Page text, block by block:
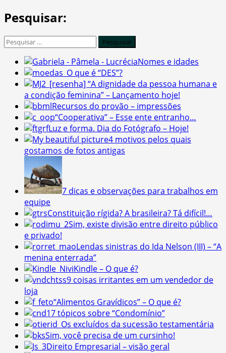
Pesquisar:
Pesquisar
Nomes e idades
O que é “DES”?
[resenha] “A dignidade da pessoa humana e
a condição feminina” – Lançamento hoje!
Recursos do provão – impressões
“Cooperativa” – Esse ente entranho…
Luz e forma. Dia do Fotógrafo – Hoje!
4 motivos pelos quais
gostamos de fotos antigas
7 dicas e observações para trabalhos em
equipe
Constituição rígida? A brasileira? Tá difícil!…
Sim, existe divisão entre direito público
e privado!
Lendas sinistras do Ida Nelson (III) – “A
menina enterrada”
Kindle – O que é?
9 coisas irritantes em um vendedor de
loja
“Alimentos Gravídicos” – O que é?
17 tópicos sobre “Condomínio”
Os excluídos da sucessão testamentária
Sim, você precisa de um cursinho!
Direito Empresarial – visão geral